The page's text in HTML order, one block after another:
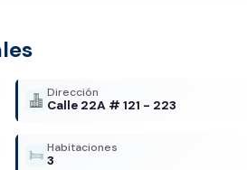
Dirección
Calle 22A # 121 - 223
Habitaciones
3